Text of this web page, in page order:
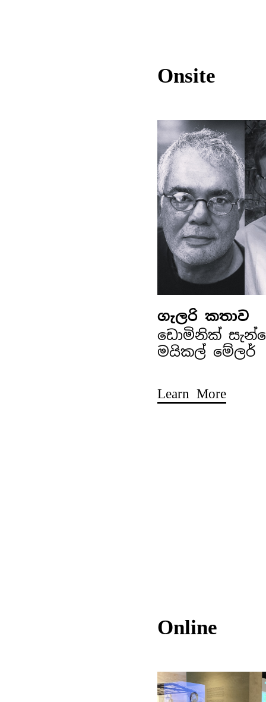
Onsite
ගැලරි කතාව
ඩොමිනික්
මයිකල් මේලර්
Learn More
Online